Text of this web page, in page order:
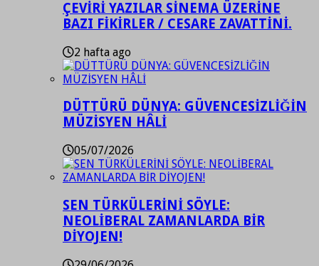
ÇEVİRİ YAZILAR SİNEMA ÜZERİNE
BAZI FİKİRLER / CESARE ZAVATTİNİ.
2 hafta ago
DÜTTÜRÜ DÜNYA: GÜVENCESİZLİĞİN
MÜZİSYEN HÂLİ
05/07/2026
SEN TÜRKÜLERİNİ SÖYLE:
NEOLİBERAL ZAMANLARDA BİR
DİYOJEN!